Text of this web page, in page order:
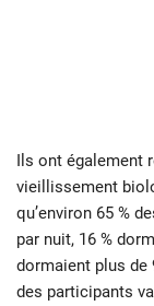
Ils ont également
vieillissement
qu’environ 65 %
par nuit, 16 %
dormaient plus de
des participants